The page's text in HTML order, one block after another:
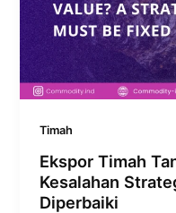
Timah
Ekspor Timah
Kesalahan
Diperbaiki